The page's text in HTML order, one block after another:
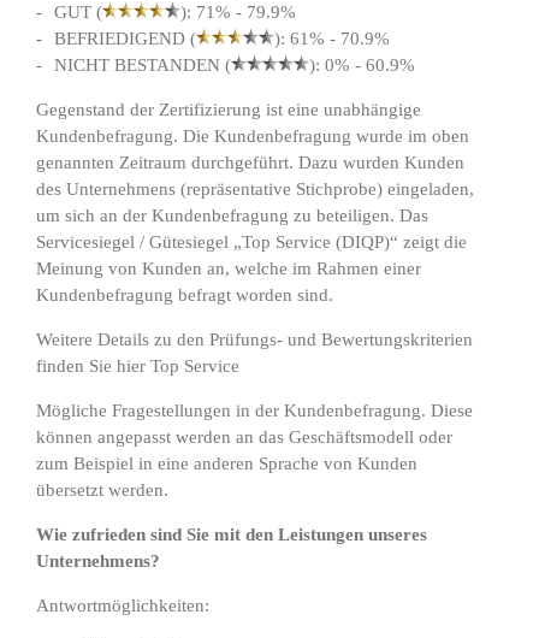
GUT (
): 71% - 79.9%
BEFRIEDIGEND (
): 61% - 70.9%
NICHT BESTANDEN (
): 0% - 60.9%
Gegenstand der Zertifizierung ist eine unabhängige
Kundenbefragung. Die Kundenbefragung wurde im oben
genannten Zeitraum durchgeführt. Dazu wurden Kunden
des Unternehmens (repräsentative Stichprobe) eingeladen,
um sich an der Kundenbefragung zu beteiligen. Das
Servicesiegel / Gütesiegel „Top Service (DIQP)“ zeigt die
Meinung von Kunden an, welche im Rahmen einer
Kundenbefragung befragt worden sind.
Weitere Details zu den Prüfungs- und Bewertungskriterien
finden Sie hier Top Service
Mögliche Fragestellungen in der Kundenbefragung. Diese
können angepasst werden an das Geschäftsmodell oder
zum Beispiel in eine anderen Sprache von Kunden
übersetzt werden.
Wie zufrieden sind Sie mit den Leistungen unseres
Unternehmens?
Antwortmöglichkeiten: